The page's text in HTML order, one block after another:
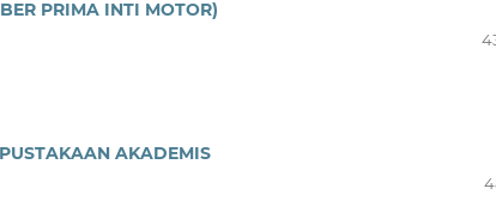
PRIMA INTI MOTOR)
AKADEMIS